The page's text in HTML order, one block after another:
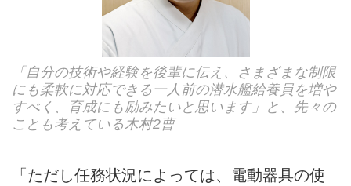
「自分の技術や経験を後輩に伝え、さまざまな制限
にも柔軟に対応できる一人前の潜水艦給養員を増や
すべく、育成にも励みたいと思います」と、先々の
ことも考えている木村2曹
「ただし任務状況によっては、電動器具の使